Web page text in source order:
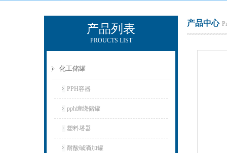
产品列表
PROUCTS LIST
化工储罐
PPH容器
pph缠绕储罐
塑料塔器
耐酸碱滴加罐
产品中心